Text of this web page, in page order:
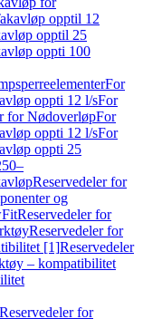
opptil 12
opptil 25
oppti 100
For
oppti 12 l/sFor
for NødoverløpFor
oppti 12 l/sFor
oppti 25
Reservedeler for
og
Reservedeler for
Reservedeler for
[1]Reservedeler
– kompatibilitet
Reservedeler for